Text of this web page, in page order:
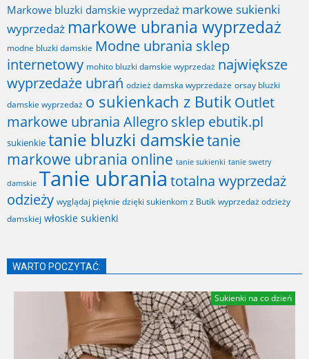
Markowe bluzki damskie wyprzedaż markowe sukienki
wyprzedaż markowe ubrania wyprzedaż
modne bluzki damskie Modne ubrania sklep
internetowy mohito bluzki damskie wyprzedaż największe
wyprzedaże ubrań odzież damska wyprzedaże orsay bluzki
damskie wyprzedaż o sukienkach z Butik Outlet
markowe ubrania Allegro sklep ebutik.pl
sukienkie tanie bluzki damskietanie
markowe ubrania online tanie sukienki tanie swetry
damskie Tanie ubrania totalna wyprzedaż
odzieży wyglądaj pięknie dzięki sukienkom z Butik wyprzedaż odzieży
damskiej włoskie sukienki
WARTO POCZYTAĆ:
Sukienki na co dzień